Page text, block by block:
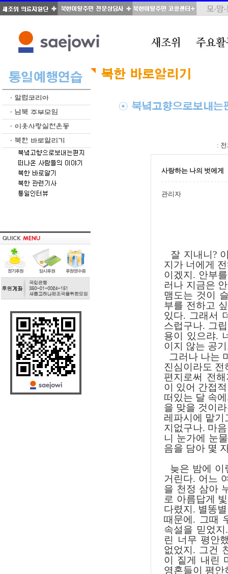
:
사랑하는 나의 벗에게
관리자
잘 지내니?
지가 너에게
이겠지. 안부
러나 지금은
맴도는 것이
부를 전하고
있다. 그래서
스럽구나. 그
용이 있으랴.
이지 않는 공
그러나 나는
진심이라도 전
편지로써 전
이 있어 간접
떠있는 달 속
을 맞을 것이
레파시에 맡기
지없구나. 마
니 눈가에 눈
음을 담아 몇
늦은 밤에 이
거린다. 어느
을 천정 삼아
로 아름답게
다렸지. 별똥
때문에. 그때
속설을 믿었
린 너무 평안
없었지. 그건
이 짙게 내린
영혼들이 평안